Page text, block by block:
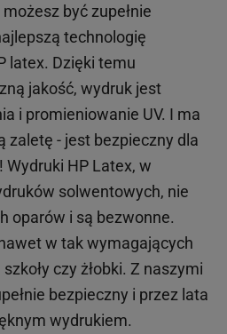
być zupełnie
technologię
latex. Dzięki temu
jakość, wydruk jest
i promieniowanie UV. I ma
zaletę - jest bezpieczny dla
Wydruki HP Latex, w
solwentowych, nie
oparów i są bezwonne.
w tak wymagających
czy żłobki. Z naszymi
bezpieczny i przez lata
wydrukiem.